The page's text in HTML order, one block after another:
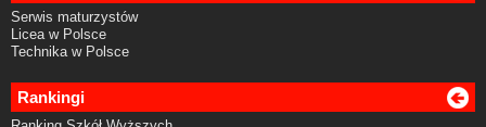
Serwis maturzystów
Licea w Polsce
Technika w Polsce
Rankingi